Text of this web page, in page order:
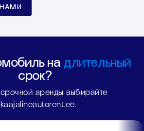
на длительный
срок?
аренды выбирайте